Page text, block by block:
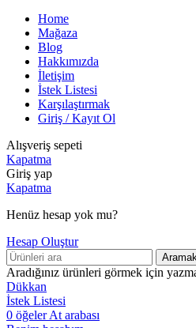
Home
Mağaza
Blog
Hakkımızda
İletişim
İstek Listesi
Karşılaştırmak
Giriş / Kayıt Ol
Alışveriş sepeti
Kapatma
Giriş yap
Kapatma
Henüz hesap yok mu?
Hesap Oluştur
Aradığınız ürünleri görmek için
Dükkan
İstek Listesi
0 öğeler At arabası